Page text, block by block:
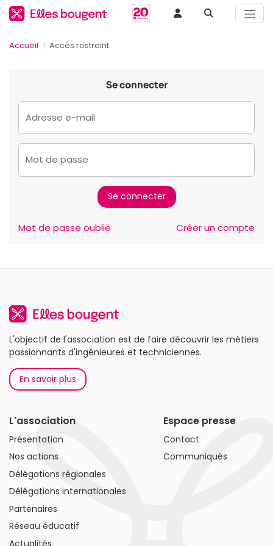
Accueil Accès restreint
Se connecter
Adresse e-mail
Mot de passe
Mot de passe oublié Créer un compte
L'objectif de l'association est de faire découvrir les métiers
passionnants d'ingénieures et techniciennes.
En savoir plus
L'association
Présentation
Nos actions
Délégations régionales
Délégations internationales
Partenaires
Réseau éducatif
Actualités
Espace presse
Contact
Communiqués